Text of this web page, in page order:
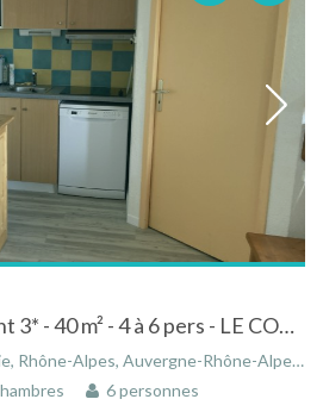
Location appartement 3* - 40 m² - 4 à 6 pers - LE CORBIER - Savoie
Alpes, Auvergne-Rhône-Alpes, France
6 personnes